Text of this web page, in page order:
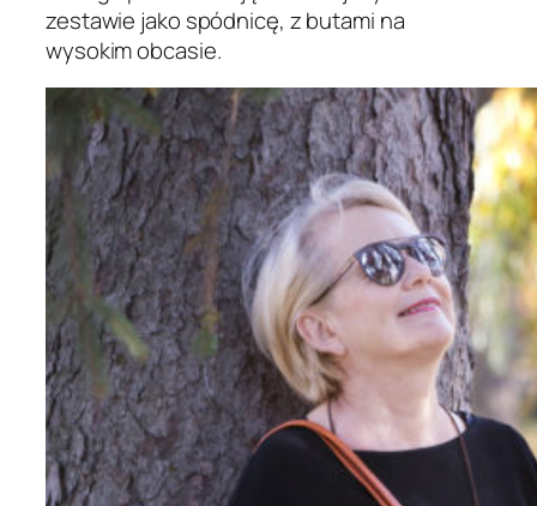
zestawie jako spódnicę, z butami na
wysokim obcasie.